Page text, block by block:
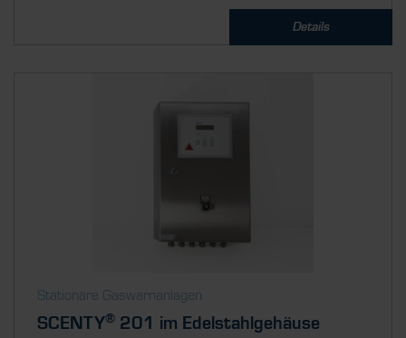
Details
Stationäre Gaswarnanlagen
SCENTY® 201 im Edelstahlgehäuse